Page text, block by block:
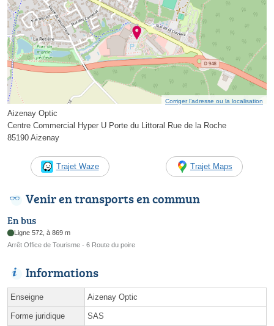
Corriger l’adresse ou la localisation
Aizenay Optic
Centre Commercial Hyper U Porte du Littoral Rue de la Roche
85190 Aizenay
Trajet Waze Trajet Maps
Venir en transports en commun
En bus
Ligne 572, à 869 m
Arrêt Office de Tourisme - 6 Route du poire
Informations
Enseigne Aizenay Optic
Forme juridique SAS